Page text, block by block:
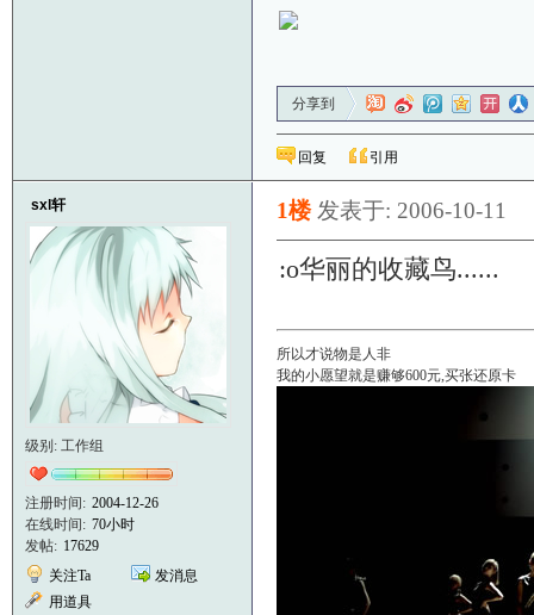
分享到
回复 引用
sxl轩
级别: 工作组
注册时间: 2004-12-26
在线时间: 70小时
发帖: 17629
关注Ta
发消息
用道具
1楼 发表于: 2006-10-11
:o华丽的收藏鸟......
所以才说物是人非
我的小愿望就是赚够600元,买张还原卡